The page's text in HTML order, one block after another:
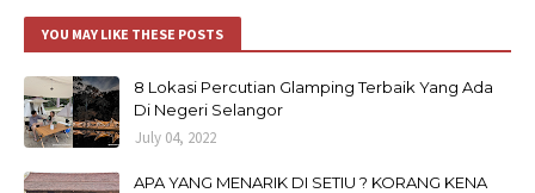
YOU MAY LIKE THESE POSTS
8 Lokasi Percutian Glamping Terbaik Yang Ada
Di Negeri Selangor
July 04, 2022
APA YANG MENARIK DI SETIU ? KORANG KENA